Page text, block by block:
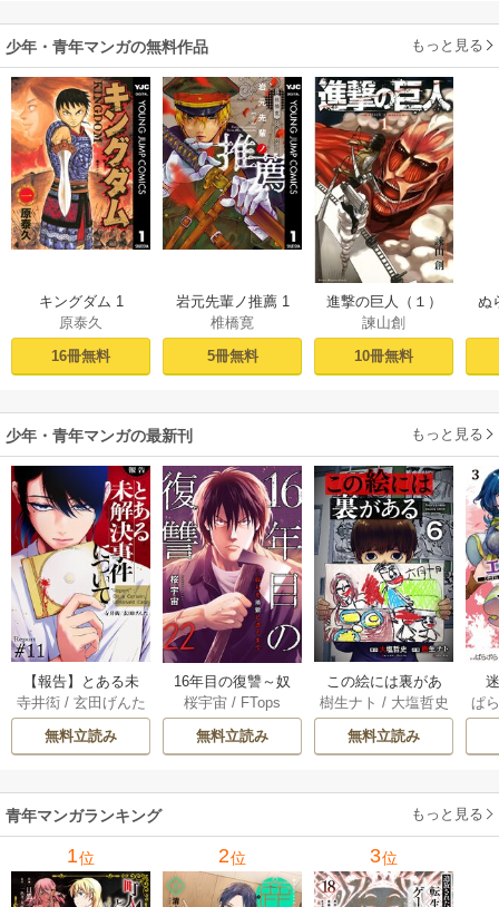
少年・青年マンガの無料作品 もっと見る
キングダム 1
原泰久
16冊無料
岩元先輩ノ推薦 1
椎橋寛
5冊無料
進撃の巨人（１）
諫山創
10冊無料
ぬ
少年・青年マンガの最新刊 もっと見る
【報告】とある未
解決事件について 1
1巻
寺井衒/ 玄田げんた
無料立読み
16年目の復讐～奴
らを地獄に送るま
で 22巻
桜宇宙 / FTops
無料立読み
この絵には裏があ
る 6巻
樹生ナト / 大塩哲史
無料立読み
ぱ
青年マンガランキング もっと見る
1位 2位 3位